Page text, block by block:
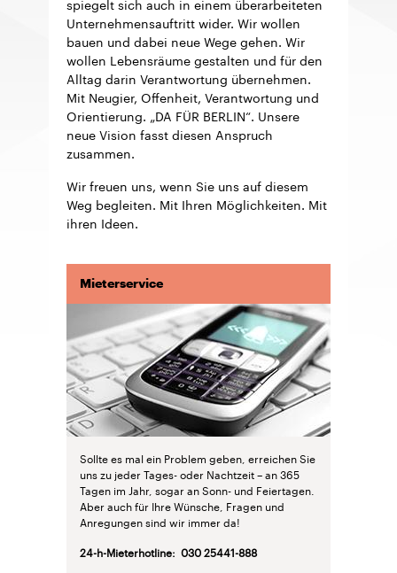
Unternehmensauftritt wider. Wir wollen
bauen und dabei neue Wege gehen. Wir
wollen Lebensräume gestalten und für den
Alltag darin Verantwortung übernehmen.
Mit Neugier, Offenheit, Verantwortung und
Orientierung. „DA FÜR BERLIN“. Unsere
neue Vision fasst diesen Anspruch
zusammen.
Wir freuen uns, wenn Sie uns auf diesem
Weg begleiten. Mit Ihren Möglichkeiten. Mit
ihren Ideen.
Mieterservice
Sollte es mal ein Problem geben, erreichen Sie
uns zu jeder Tages- oder Nachtzeit – an 365
Tagen im Jahr, sogar an Sonn- und Feiertagen.
Aber auch für Ihre Wünsche, Fragen und
Anregungen sind wir immer da!
24-h-Mieterhotline: 030 25441-888